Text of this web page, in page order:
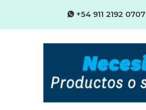
+54 911 2192 0707